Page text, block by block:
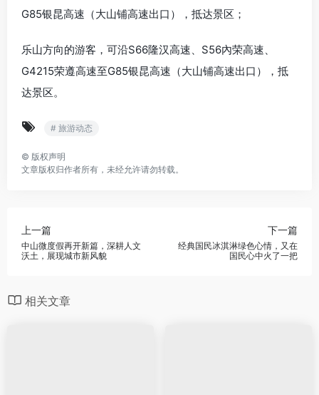
G85银昆高速（大山铺高速出口），抵达景区；
乐山方向的游客，可沿S66隆汉高速、S56內荣高速、
G4215荣遵高速至G85银昆高速（大山铺高速出口），抵
达景区。
# 旅游动态
© 版权声明
文章版权归作者所有，未经允许请勿转载。
上一篇
中山微度假再开新篇，深耕人文
沃土，展现城市新风貌
下一篇
经典国民冰淇淋绿色心情，又在
国民心中火了一把
相关文章